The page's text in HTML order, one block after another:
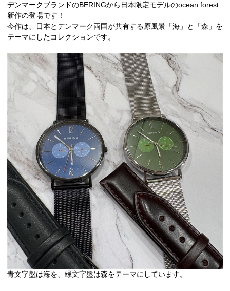
デンマークブランドのBERINGから日本限定モデルのocean forest
新作の登場です！
今作は、日本とデンマーク両国が共有する原風景「海」と「森」を
テーマにしたコレクションです。
青文字盤は海を、緑文字盤は森をテーマにしています。